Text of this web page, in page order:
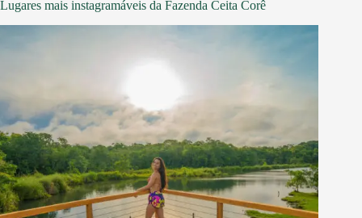
Lugares mais instagramáveis da Fazenda Ceita Corê